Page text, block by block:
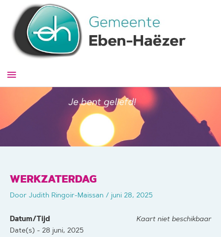
inhoud
Hoofdmenu
WERKZATERDAG
Door Judith Ringoir-Maissan / juni 28, 2025
Kaart niet beschikbaar
Datum/Tijd
Date(s) - 28 juni, 2025